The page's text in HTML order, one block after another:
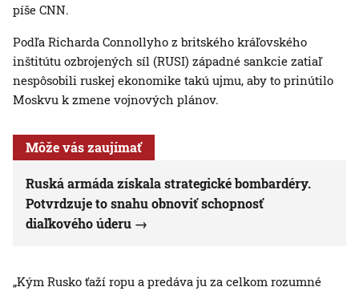
píše CNN.
Podľa Richarda Connollyho z britského kráľovského
inštitútu ozbrojených síl (RUSI) západné sankcie zatiaľ
nespôsobili ruskej ekonomike takú ujmu, aby to prinútilo
Moskvu k zmene vojnových plánov.
Môže vás zaujímať
Ruská armáda získala strategické bombardéry.
Potvrdzuje to snahu obnoviť schopnosť
diaľkového úderu
„Kým Rusko ťaží ropu a predáva ju za celkom rozumné